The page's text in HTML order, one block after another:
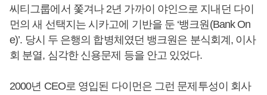
씨티그룹에서 쫓겨나 2년 가까이 야인으로 지내던 다이
먼의 새 선택지는 시카고에 기반을 둔 ‘뱅크원(Bank On
e)’. 당시 두 은행의 합병체였던 뱅크원은 분식회계, 이사
회 분열, 심각한 신용문제 등을 안고 있었다.
2000년 CEO로 영입된 다이먼은 그런 문제투성이 회사